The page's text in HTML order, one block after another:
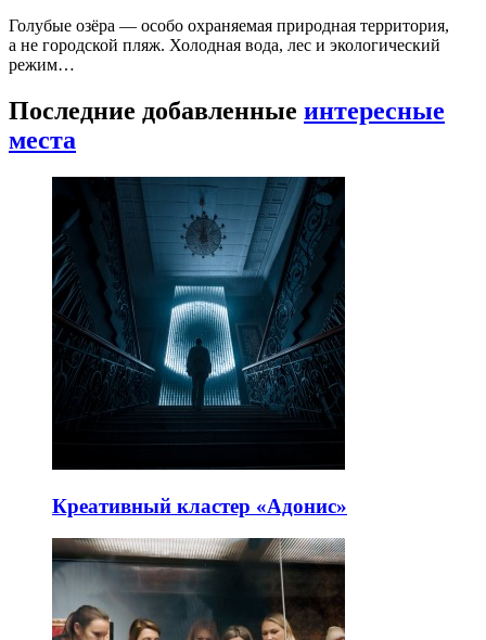
Голубые озёра — особо охраняемая природная территория,
а не городской пляж. Холодная вода, лес и экологический
режим…
Последние добавленные интересные
места
Креативный кластер «Адонис»